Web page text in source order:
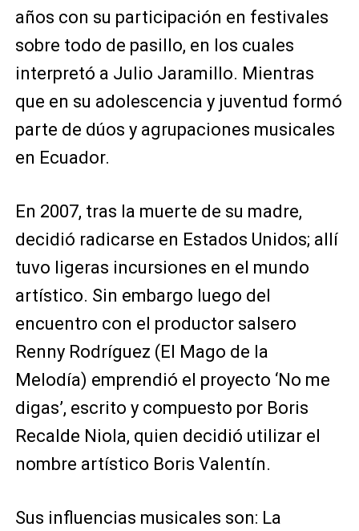
años con su participación en festivales
sobre todo de pasillo, en los cuales
interpretó a Julio Jaramillo. Mientras
que en su adolescencia y juventud formó
parte de dúos y agrupaciones musicales
en Ecuador.
En 2007, tras la muerte de su madre,
decidió radicarse en Estados Unidos; allí
tuvo ligeras incursiones en el mundo
artístico. Sin embargo luego del
encuentro con el productor salsero
Renny Rodríguez (El Mago de la
Melodía) emprendió el proyecto ‘No me
digas’, escrito y compuesto por Boris
Recalde Niola, quien decidió utilizar el
nombre artístico Boris Valentín.
Sus influencias musicales son: La